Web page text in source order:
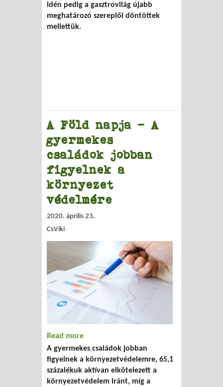
idén pedig a gasztrovilág újabb
meghatározó szereplői döntöttek
mellettük.
A Föld napja - A
gyermekes
családok jobban
figyelnek a
környezet
védelmére
2020. április 23.
CsViki
Read more
családok jobban figyelnek a környezet
védelmére
A gyermekes családok jobban
figyelnek a környezetvédelemre, 65,1
százalékuk aktívan elkötelezett a
környezetvédelem iránt, míg a